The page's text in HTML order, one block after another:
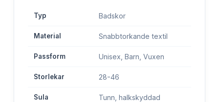
Typ Badskor
Material Snabbtorkande textil
Passform Unisex, Barn, Vuxen
Storlekar 28-46
Sula Tunn, halkskyddad